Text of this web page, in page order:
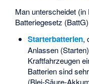
Man unterscheidet
Batteriegesetz
Starterbatterien,
Anlassen
Kraftfahrzeugen
Batterien sind
(Blei-Säure-